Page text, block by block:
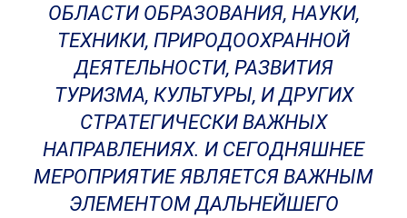
ОБЛАСТИ ОБРАЗОВАНИЯ, НАУКИ,
ТЕХНИКИ, ПРИРОДООХРАННОЙ
ДЕЯТЕЛЬНОСТИ, РАЗВИТИЯ
ТУРИЗМА, КУЛЬТУРЫ, И ДРУГИХ
СТРАТЕГИЧЕСКИ ВАЖНЫХ
НАПРАВЛЕНИЯХ. И СЕГОДНЯШНЕЕ
МЕРОПРИЯТИЕ ЯВЛЯЕТСЯ ВАЖНЫМ
ЭЛЕМЕНТОМ ДАЛЬНЕЙШЕГО